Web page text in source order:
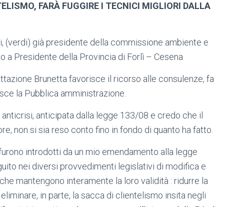
FARÀ FUGGIRE I TECNICI MIGLIORI DALLA
(verdi) già presidente della commissione ambiente e
a Presidente della Provincia di Forlì – Cesena
Brunetta favorisce il ricorso alle consulenze, fa
la Pubblica amministrazione.
anticipata dalla legge 133/08 e credo che il
non si sia reso conto fino in fondo di quanto ha fatto.
introdotti da un mio emendamento alla legge
nei diversi provvedimenti legislativi di modifica e
mantengono interamente la loro validità : ridurre la
in parte, la sacca di clientelismo insita negli